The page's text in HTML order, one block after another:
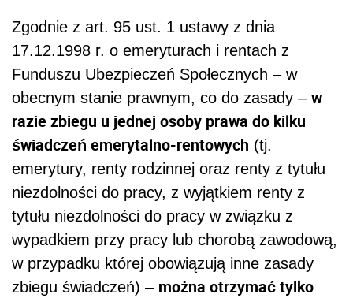
Zgodnie z art. 95 ust. 1 ustawy z dnia
17.12.1998 r. o emeryturach i rentach z
Funduszu Ubezpieczeń Społecznych – w
obecnym stanie prawnym, co do zasady – w
razie zbiegu u jednej osoby prawa do kilku
świadczeń emerytalno-rentowych (tj.
emerytury, renty rodzinnej oraz renty z tytułu
niezdolności do pracy, z wyjątkiem renty z
tytułu niezdolności do pracy w związku z
wypadkiem przy pracy lub chorobą zawodową,
w przypadku której obowiązują inne zasady
zbiegu świadczeń) – można otrzymać tylko